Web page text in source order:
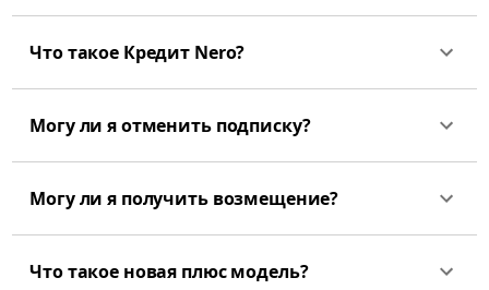
Что такое Кредит Nero?
Могу ли я отменить подписку?
Могу ли я получить возмещение?
Что такое новая плюс модель?